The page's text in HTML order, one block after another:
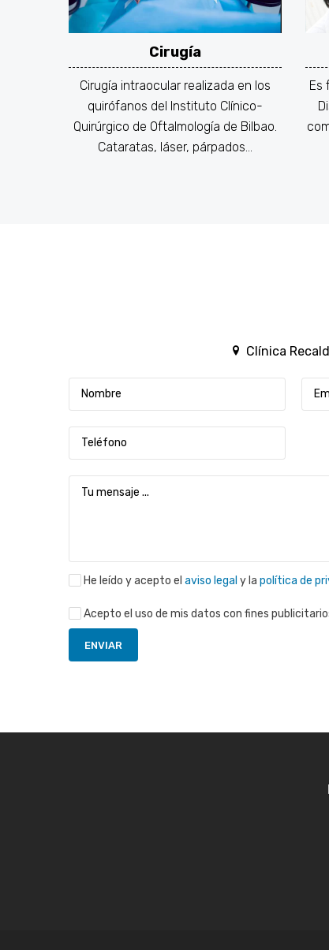
Cirugía
Cirugía intraocular realizada en los
quirófanos del Instituto Clínico-
Quirúrgico de Oftalmología de Bilbao.
Cataratas, láser, párpados…
Es
Clínica
He leído y acepto el aviso legal y la política de
Acepto el uso de mis datos con fines